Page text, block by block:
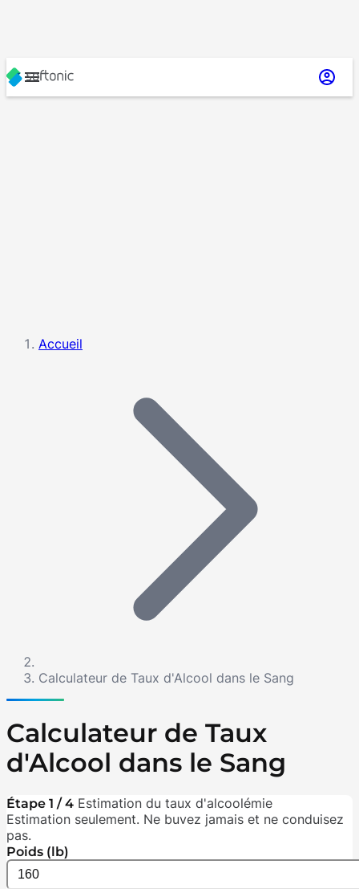
Accueil
Calculateur de Taux d'Alcool dans le Sang
Calculateur de Taux
d'Alcool dans le Sang
Étape 1 / 4 Estimation du taux d'alcoolémie
Estimation seulement. Ne buvez jamais et ne conduisez
pas.
Poids (lb)